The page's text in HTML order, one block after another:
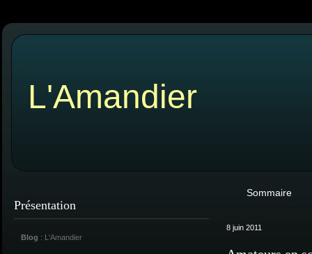
L'Amandier
Présentation
Blog : L'Amandier
Sommaire
8 juin 2011